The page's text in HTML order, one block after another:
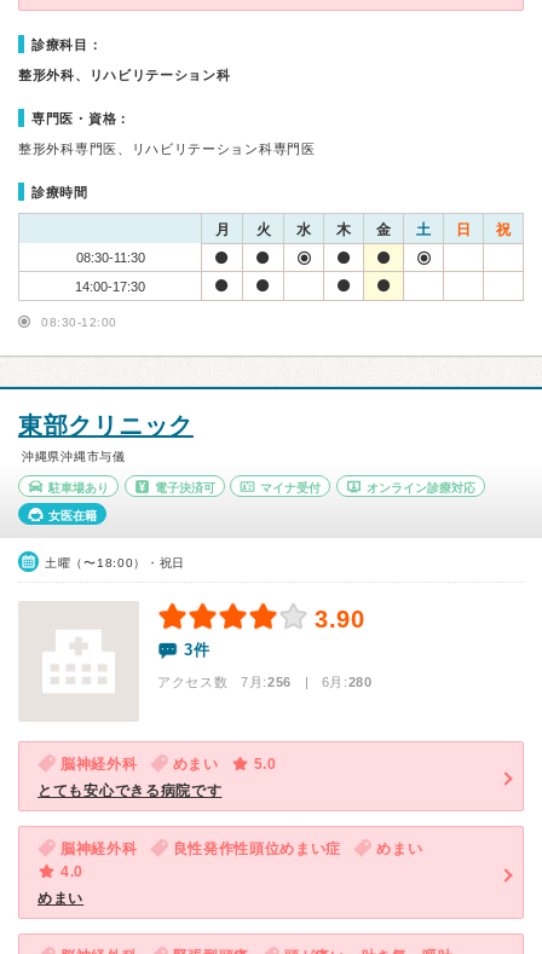
診療科目：
整形外科、リハビリテーション科
専門医・資格：
整形外科専門医、リハビリテーション科専門医
診療時間
月 火 水 木 金 土 日 祝
08:30-11:30
14:00-17:30
08:30-12:00
東部クリニック
沖縄県沖縄市与儀
駐車場あり 電子決済可 マイナ受付 オンライン診療対応
女医在籍
土曜（〜18:00）・祝日
3.90
3件
アクセス数 7月:256 | 6月:280
脳神経外科 めまい
5.0
とても安心できる病院です
脳神経外科 良性発作性頭位めまい症
めまい
4.0
めまい